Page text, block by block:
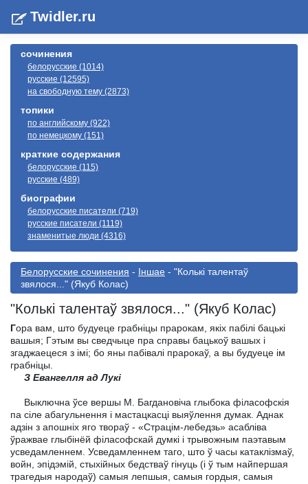
Twidler.ru
сочинения
белорусские (1014)
русские (12595)
на свободную тему (2873)
топики
по английскому (922)
по немецкому (151)
краткие содержания
белорусские (115)
русские (489)
биографии
белорусские писатели (719)
русские писатели (1119)
знаменитые люди (4316)
Белорусские сочинения - Іншае - "Колькі талентаў
звялося..." (Якуб Колас)
"Колькі талентаў звялося..." (Якуб Колас)
Гора вам, што будуеце грабніцы прарокам, якіх пабілі бацькі
вашыя; Гэтым вы сведчыце пра справы бацькоў вашых і
згаджаецеся з імі; бо яны пабівалі прарокаў, а вы будуеце ім
грабніцы.
З Евангелля ад Лукі
Выключна ўсе вершы М. Багдановіча глыбока філасофскія
па сіле абагульнення і мастацкасці выяўлення думак. Аднак
адзін з апошніх яго твораў - «Страцім-лебедзь» асабліва
ўражвае глыбінёй філасофскай думкі і трывожным паэтавым
усведамленнем. Усведамленнем таго, што ў часы катаклізмаў,
войн, эпідэмій, стыхійных бедстваў гінуць (і ў тым найпершая
трагедыя народаў) самыя лепшыя, самыя гордыя, самыя